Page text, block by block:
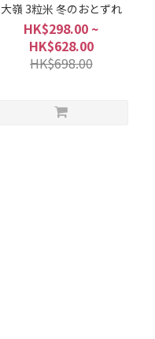
大嶺 3粒米 冬のおとずれ
HK$298.00 ~
HK$628.00
HK$698.00